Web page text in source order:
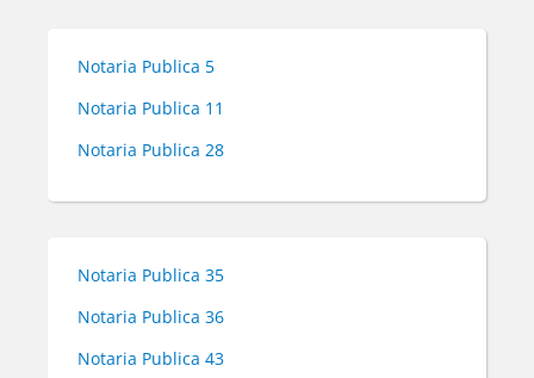
Notaria Publica 5
Notaria Publica 11
Notaria Publica 28
Notaria Publica 35
Notaria Publica 36
Notaria Publica 43